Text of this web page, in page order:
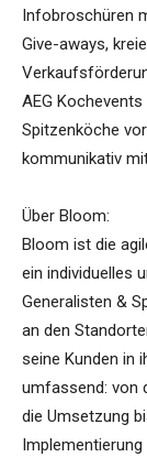
Infobroschüren
Give-aways,
AEG
Spitzenköche
kommunikativ
Über Bloom:
Bloom ist die
ein individuelles
Generalisten &
an den
seine Kunden in
umfassend: von
die Umsetzung